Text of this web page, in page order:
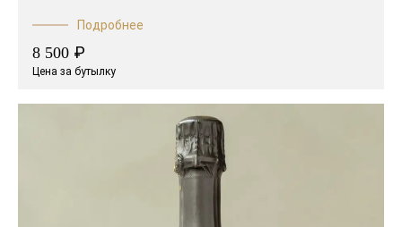
Подробнее
8 500 ₽
Цена за бутылку